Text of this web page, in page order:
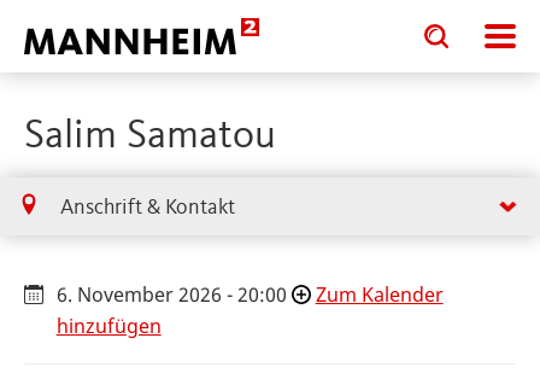
Toggle
search
input
Toggle
search
input
Salim Samatou
Anschrift & Kontakt
6. November 2026 - 20:00
Zum Kalender
hinzufügen